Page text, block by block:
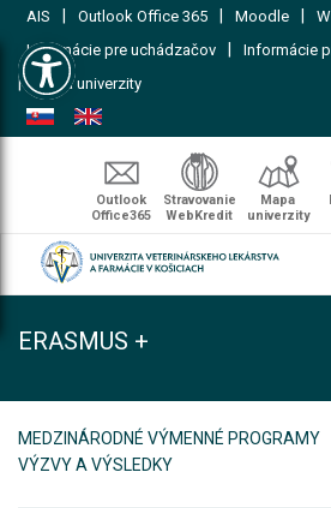
Open toolbar
AIS Outlook Office 365 Moodle
Informácie pre uchádzačov Informácie
| Mapa univerzity
Outlook
Office365
Stravovanie
WebKredit
Mapa
univerzity
ERASMUS +
MEDZINÁRODNÉ VÝMENNÉ PROGRAMY
VÝZVY A VÝSLEDKY